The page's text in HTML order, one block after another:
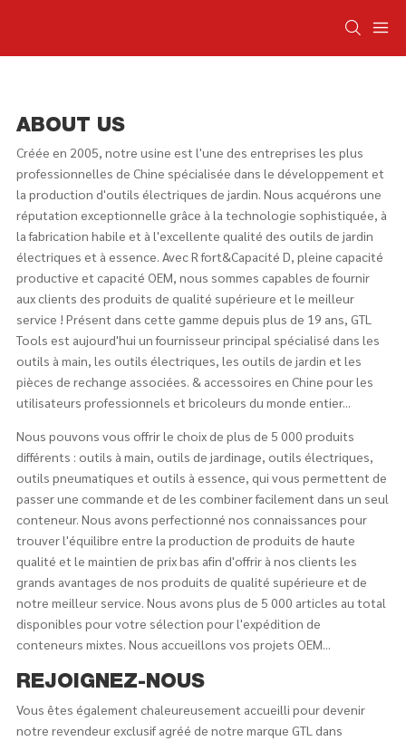
ABOUT US
Créée en 2005, notre usine est l'une des entreprises les plus
professionnelles de Chine spécialisée dans le développement et
la production d'outils électriques de jardin. Nous acquérons une
réputation exceptionnelle grâce à la technologie sophistiquée, à
la fabrication habile et à l'excellente qualité des outils de jardin
électriques et à essence. Avec R fort&Capacité D, pleine capacité
productive et capacité OEM, nous sommes capables de fournir
aux clients des produits de qualité supérieure et le meilleur
service ! Présent dans cette gamme depuis plus de 19 ans, GTL
Tools est aujourd'hui un fournisseur principal spécialisé dans les
outils à main, les outils électriques, les outils de jardin et les
pièces de rechange associées. & accessoires en Chine pour les
utilisateurs professionnels et bricoleurs du monde entier...
Nous pouvons vous offrir le choix de plus de 5 000 produits
différents : outils à main, outils de jardinage, outils électriques,
outils pneumatiques et outils à essence, qui vous permettent de
passer une commande et de les combiner facilement dans un seul
conteneur. Nous avons perfectionné nos connaissances pour
trouver l'équilibre entre la production de produits de haute
qualité et le maintien de prix bas afin d'offrir à nos clients les
grands avantages de nos produits de qualité supérieure et de
notre meilleur service. Nous avons plus de 5 000 articles au total
disponibles pour votre sélection pour l'expédition de
conteneurs mixtes. Nous accueillons vos projets OEM...
REJOIGNEZ-NOUS
Vous êtes également chaleureusement accueilli pour devenir
notre revendeur exclusif agréé de notre marque GTL dans